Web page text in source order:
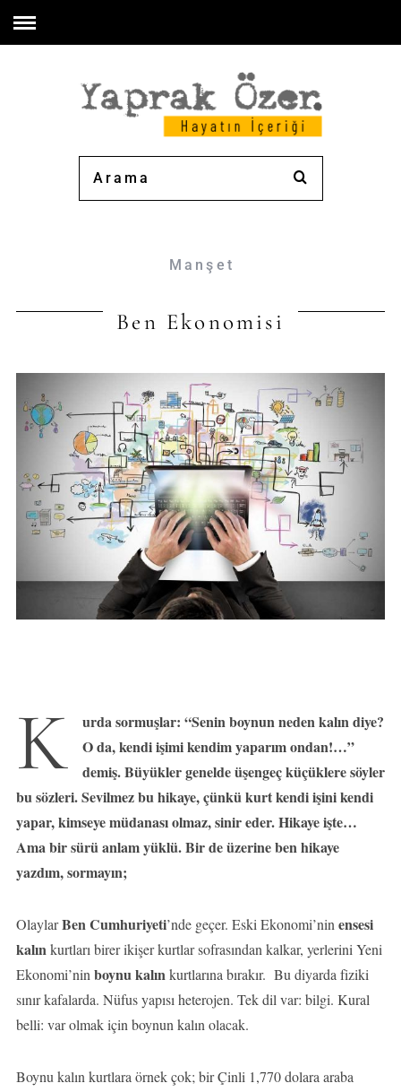
Manşet
Ben Ekonomisi
K
urda sormuşlar: “Senin boynun neden kalın diye?
O da, kendi işimi kendim yaparım ondan!…”
demiş. Büyükler genelde üşengeç küçüklere söyler
bu sözleri. Sevilmez bu hikaye, çünkü kurt kendi işini kendi
yapar, kimseye müdanası olmaz, sinir eder. Hikaye işte…
Ama bir sürü anlam yüklü. Bir de üzerine ben hikaye
yazdım, sormayın;
OlaylarBen Cumhuriyeti’nde geçer. Eski Ekonomi’ninensesi
kalınkurtları birer ikişer kurtlar sofrasından kalkar, yerlerini Yeni
Ekonomi’ninboynu kalınkurtlarına bırakır. Bu diyarda fiziki
sınır kafalarda. Nüfus yapısı heterojen. Tek dil var: bilgi. Kural
belli: var olmak için boynun kalın olacak.
Boynu kalın kurtlara örnek çok; bir Çinli 1,770 dolara araba